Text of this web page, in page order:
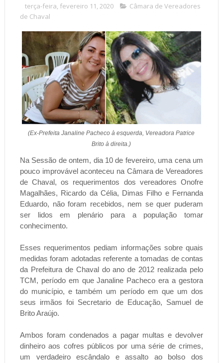
terça-feira, fevereiro 11, 2020
Câmara de Vereadores
de Chaval
(Ex-Prefeita Janaline Pacheco à esquerda, Vereadora Patrice
Brito à direita.)
Na Sessão de ontem, dia 10 de fevereiro, uma cena um
pouco improvável aconteceu na Câmara de Vereadores
de Chaval, os requerimentos dos vereadores Onofre
Magalhães, Ricardo da Célia, Dimas Filho e Fernanda
Eduardo, não foram recebidos, nem se quer puderam
ser lidos em plenário para a população tomar
conhecimento.
Esses requerimentos pediam informações sobre quais
medidas foram adotadas referente a tomadas de contas
da Prefeitura de Chaval do ano de 2012 realizada pelo
TCM, período em que Janaline Pacheco era a gestora
do município, e também um período em que um dos
seus irmãos foi Secretario de Educação, Samuel de
Brito Araújo.
Ambos foram condenados a pagar multas e devolver
dinheiro aos cofres públicos por uma série de crimes,
um verdadeiro escândalo e assalto ao bolso dos